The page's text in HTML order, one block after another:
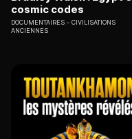
cosmic codes
DOCUMENTAIRES
CIVILISATIONS
ANCIENNES